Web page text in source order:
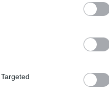
parlamentarne, jak i